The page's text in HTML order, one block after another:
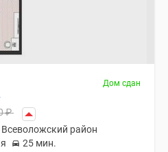
Дом сдан
₽
район
25 мин.